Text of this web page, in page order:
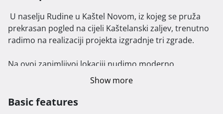
prekrasan pogled na cijeli Kaštelanski zaljev, trenutno
radimo na realizaciji projekta izgradnje tri zgrade.
Na ovoj zanimljivoj lokaciji nudimo moderno
dizajnirane stanove različitih veličina, u rasponu od 50
dvosobne i trosobne stanove. Opremljeni su
Show more
Basic features